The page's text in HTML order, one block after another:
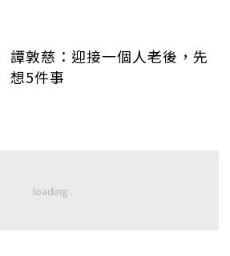
譚敦慈：迎接一個人老後，先
想5件事